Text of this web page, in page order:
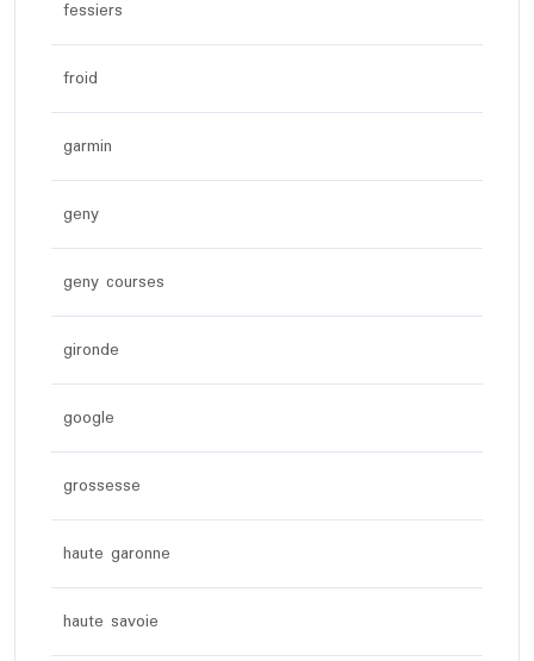
fessiers
froid
garmin
geny
geny courses
gironde
google
grossesse
haute garonne
haute savoie